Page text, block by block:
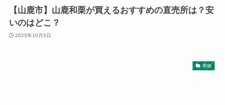
【山鹿市】山鹿和栗が買えるおすすめの直売所は？安
いのはどこ？
2025年10月5日
果物